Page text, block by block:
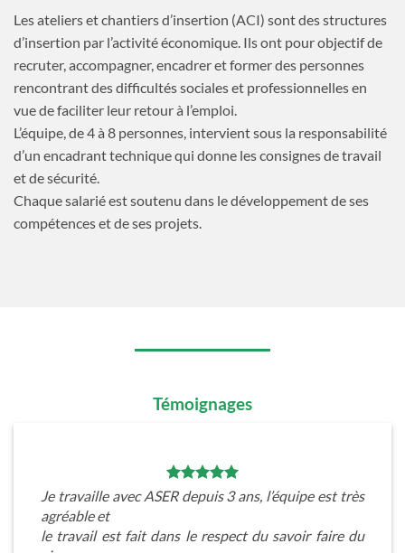
Les ateliers et chantiers d’insertion (ACI) sont des structures
d’insertion par l’activité économique. Ils ont pour objectif de
recruter, accompagner, encadrer et former des personnes
rencontrant des difficultés sociales et professionnelles en
vue de faciliter leur retour à l’emploi.
L’équipe, de 4 à 8 personnes, intervient sous la responsabilité
d’un encadrant technique qui donne les consignes de travail
et de sécurité.
Chaque salarié est soutenu dans le développement de ses
compétences et de ses projets.
Témoignages
Je travaille avec ASER depuis 3 ans, l’équipe est très
agréable et
le travail est fait dans le respect du savoir faire du